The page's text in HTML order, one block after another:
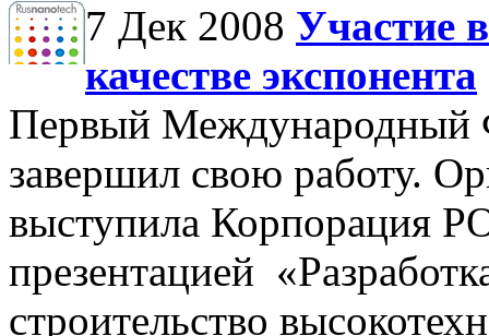
7 Дек 2008
качестве экспонента
Первый Международный
завершил свою работу.
выступила Корпорация
презентацией
строительство